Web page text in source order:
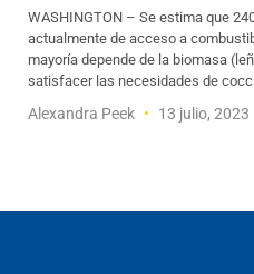
WASHINGTON – Se estima que
actualmente de acceso a
mayoría depende de la biomasa
satisfacer las necesidades de
Alexandra Peek 13 julio, 2023